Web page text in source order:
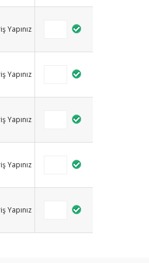
Yapınız
Yapınız
Yapınız
Yapınız
Yapınız